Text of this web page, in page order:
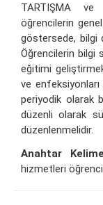
TARTIŞMA
öğrencilerin
göstersede, bilgi
Öğrencilerin bilgi
eğitimi
ve
periyodik olarak
düzenli olarak
düzenlenmelidir.
Anahtar
hizmetleri